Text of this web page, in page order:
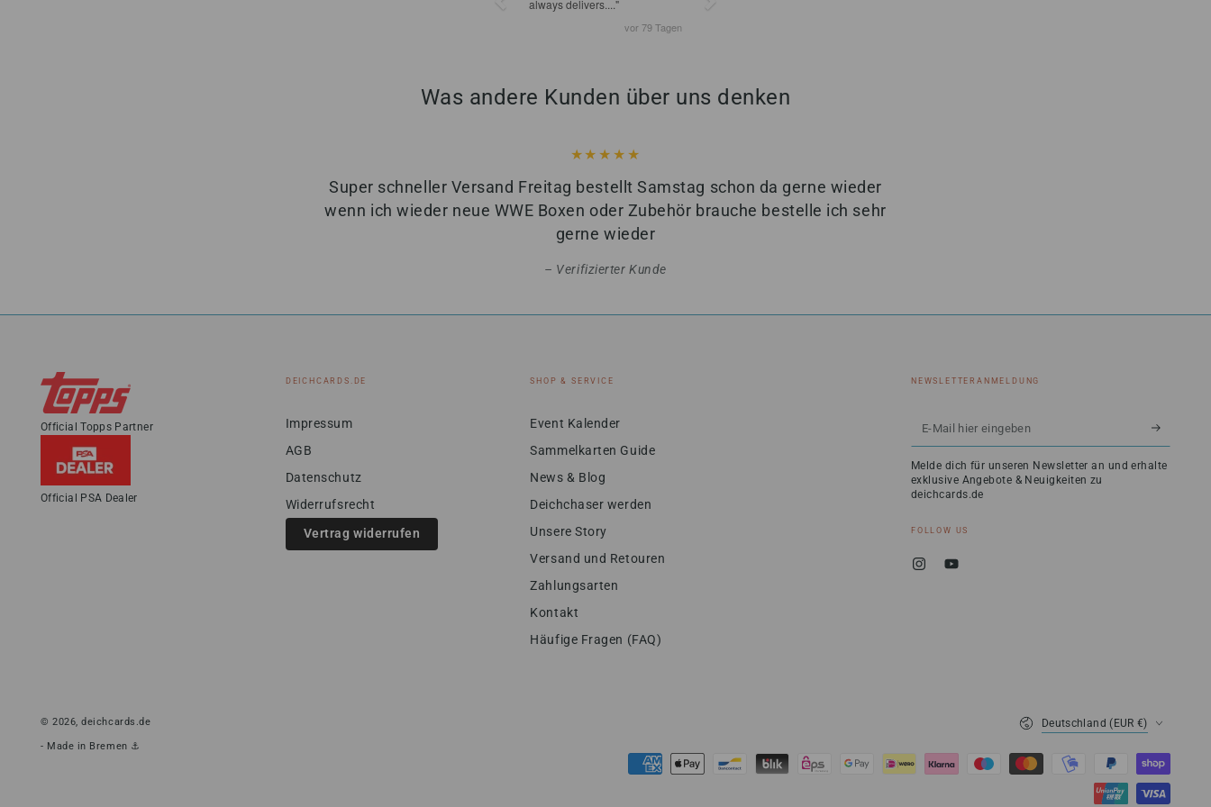
Was andere Kunden über uns denken
Super schneller Versand Freitag bestellt Samstag schon da gerne wieder
wenn ich wieder neue WWE Boxen oder Zubehör brauche bestelle ich sehr
gerne wieder
Verifizierter Kunde
Official Topps Partner
Official PSA Dealer
DEICHCARDS.DE
Impressum
AGB
Datenschutz
Widerrufsrecht
Vertrag widerrufen
SHOP & SERVICE
Event Kalender
Sammelkarten Guide
News & Blog
Deichchaser werden
Unsere Story
Versand und Retouren
Zahlungsarten
Kontakt
Häufige Fragen (FAQ)
NEWSLETTERANMELDUNG
E-
Mail
hier
eingeben
Melde dich für unseren Newsletter an und erhalte
exklusive Angebote & Neuigkeiten zu
deichcards.de
FOLLOW US
InstagramYouTube
© 2026,deichcards.de
- Made in Bremen ⚓
Deutschland (EUR €)
Zahlungsmöglichkeiten